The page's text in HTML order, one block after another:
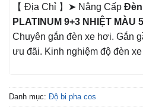
【 Địa Chỉ 】➤ Nâng Cấp Đèn
PLATINUM 9+3 NHIỆT MÀU
Chuyên gắn đèn xe hơi. Gắn
ưu đãi. Kinh nghiệm độ đèn
Danh mục: Độ bi pha cos